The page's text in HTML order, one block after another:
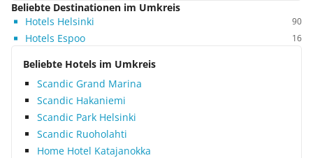
Beliebte Destinationen im Umkreis
Hotels Helsinki
90
Hotels Espoo 16
Beliebte Hotels im Umkreis
Scandic Grand Marina
Scandic Hakaniemi
Scandic Park Helsinki
Scandic Ruoholahti
Home Hotel Katajanokka